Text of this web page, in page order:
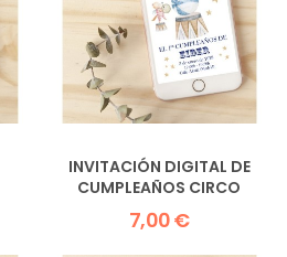
INVITACIÓN DIGITAL DE
CUMPLEAÑOS CIRCO
7,00 €